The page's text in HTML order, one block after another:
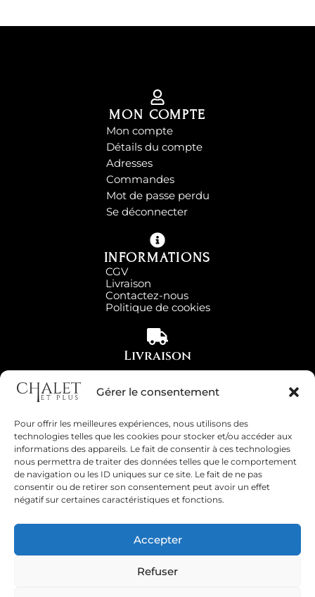
Gérer le consentement
Pour offrir les meilleures expériences, nous utilisons des
technologies telles que les cookies pour stocker et/ou accéder aux
informations des appareils. Le fait de consentir à ces technologies
nous permettra de traiter des données telles que le comportement
de navigation ou les ID uniques sur ce site. Le fait de ne pas
consentir ou de retirer son consentement peut avoir un effet
négatif sur certaines caractéristiques et fonctions.
Accepter
Refuser
MON COMPTE
Mon compte
Détails du compte
Adresses
Commandes
Mot de passe perdu
Se déconnecter
INFORMATIONS
CGV
Livraison
Contactez-nous
Politique de cookies
Livraison
Partout en France
Paiement Sécurisé
Visa, Mastercard, Carte bleue, PAYPAL